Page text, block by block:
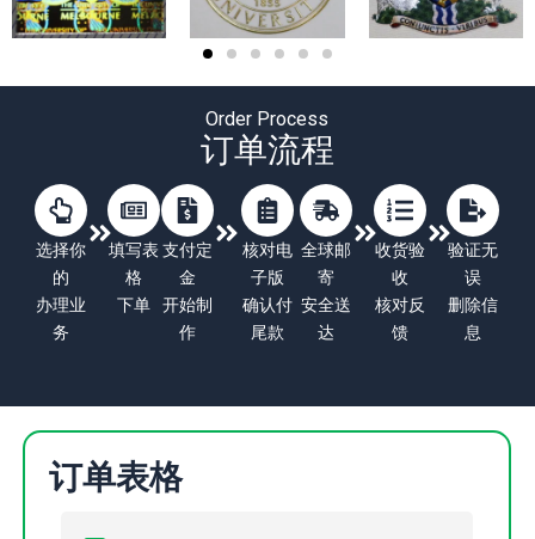
Order Process
订单流程
选择你
的
办理业
务
填写表
格
下单
支付定
金
开始制
作
核对电
子版
确认付
尾款
全球邮
寄
安全送
达
收货验
收
核对反
馈
验证无
误
删除信
息
订单表格